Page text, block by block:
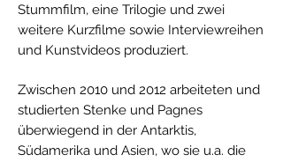
Stummfilm, eine Trilogie und zwei
weitere Kurzfilme sowie Interviewreihen
und Kunstvideos produziert.
Zwischen 2010 und 2012 arbeiteten und
studierten Stenke und Pagnes
überwiegend in der Antarktis,
Südamerika und Asien, wo sie u.a. die